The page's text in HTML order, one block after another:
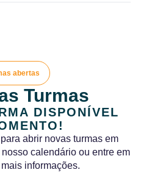
abertas
Turmas
DISPONÍVEL
abrir novas turmas em
calendário ou entre em
informações.